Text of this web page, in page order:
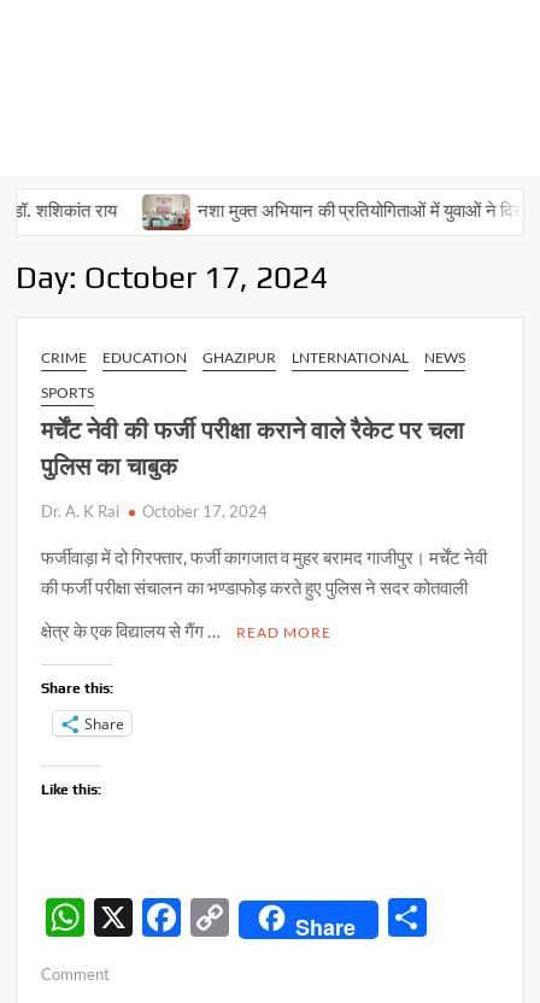
राय नशा मुक्त अभियान की प्रतियोगिताओं में युवाओं ने दिखाई
Day: October 17, 2024
CRIME EDUCATION GHAZIPUR LNTERNATIONAL
NEWS
SPORTS
मर्चेंट नेवी की फर्जी परीक्षा कराने वाले रैकेट पर चला
पुलिस का चाबुक
Dr. A. K Rai October 17, 2024
फर्जीवाड़ा में दो गिरफ्तार, फर्जी कागजात व मुहर बरामद गाजीपुर। मर्चेंट नेवी
की फर्जी परीक्षा संचालन का भण्डाफोड़ करते हुए पुलिस ने सदर कोतवाली
क्षेत्र के एक विद्यालय से गैंग …
READ MORE
Share this:
Share
Like this:
W
h
X
F
C
Share
Commenton